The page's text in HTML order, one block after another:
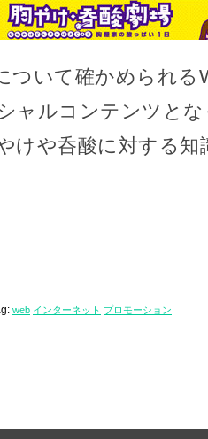
ついて確かめられる
ャルコンテンツと
けや呑酸に対する
web インターネット プロモーション